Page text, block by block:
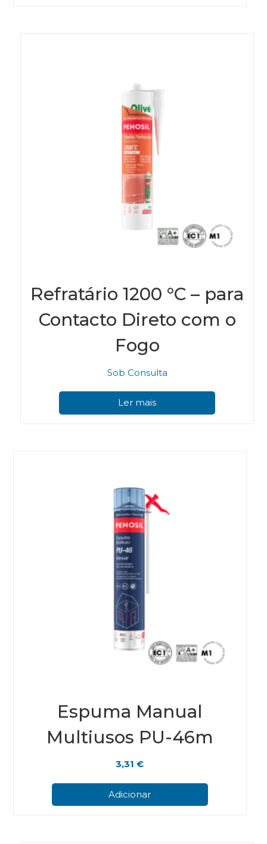
Refratário 1200 °C – para
Contacto Direto com o
Fogo
Sob Consulta
Ler mais
Espuma Manual
Multiusos PU-46m
3,31€
Adicionar